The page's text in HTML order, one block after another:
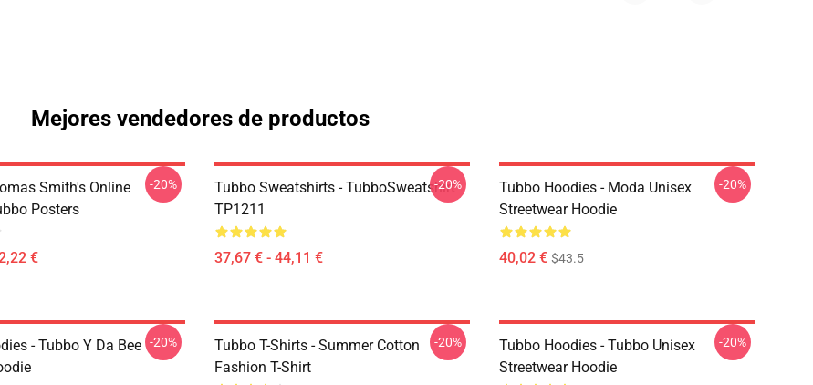
Mejores vendedores de productos
Smith's Online
Posters
€
-20%
Tubbo Sweatshirts - TubboSweatshirt
TP1211
37,67 € - 44,11 €
-20%
Tubbo Hoodies - Moda Unisex
Streetwear Hoodie
40,02 € $43.5
-20%
- Tubbo Y Da Bee -20%
Tubbo T-Shirts - Summer Cotton
Fashion T-Shirt
-20%
Tubbo Hoodies - Tubbo Unisex
Streetwear Hoodie
-20%